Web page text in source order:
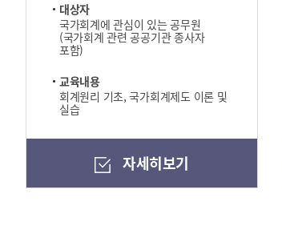
대상자
국가회계에 관심이 있는 공무원
(국가회계 관련 공공기관 종사자
포함)
교육내용
회계원리 기초, 국가회계제도 이론 및
실습
자세히보기